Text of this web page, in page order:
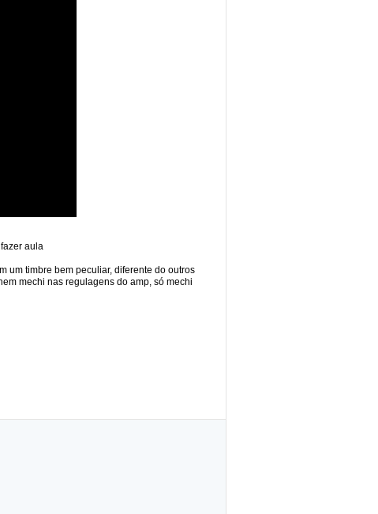
aula
um timbre bem peculiar, diferente do outros
mechi nas regulagens do amp, só mechi